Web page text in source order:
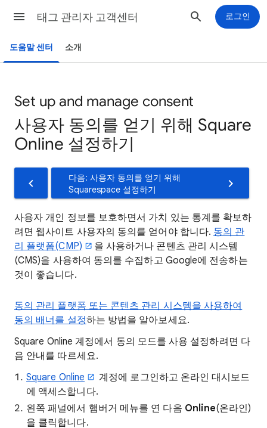
태그 관리자 고객센터 로그인
도움말 센터 소개
Set up and manage consent
사용자 동의를 얻기 위해 Square
Online 설정하기
다음: 사용자 동의를 얻기 위해
Squarespace 설정하기
사용자 개인 정보를 보호하면서 가치 있는 통계를 확보하
려면 웹사이트 사용자의 동의를 얻어야 합니다. 동의 관
리 플랫폼(CMP)
을 사용하거나 콘텐츠 관리 시스템
(CMS)을 사용하여 동의를 수집하고 Google에 전송하는
것이 좋습니다.
동의 관리 플랫폼 또는 콘텐츠 관리 시스템을 사용하여
동의 배너를 설정하는 방법을 알아보세요.
Square Online 계정에서 동의 모드를 사용 설정하려면 다
음 안내를 따르세요.
Square Online
계정에 로그인하고 온라인 대시보드
에 액세스합니다.
왼쪽 패널에서 햄버거 메뉴를 연 다음 Online(온라인)
을 클릭합니다.